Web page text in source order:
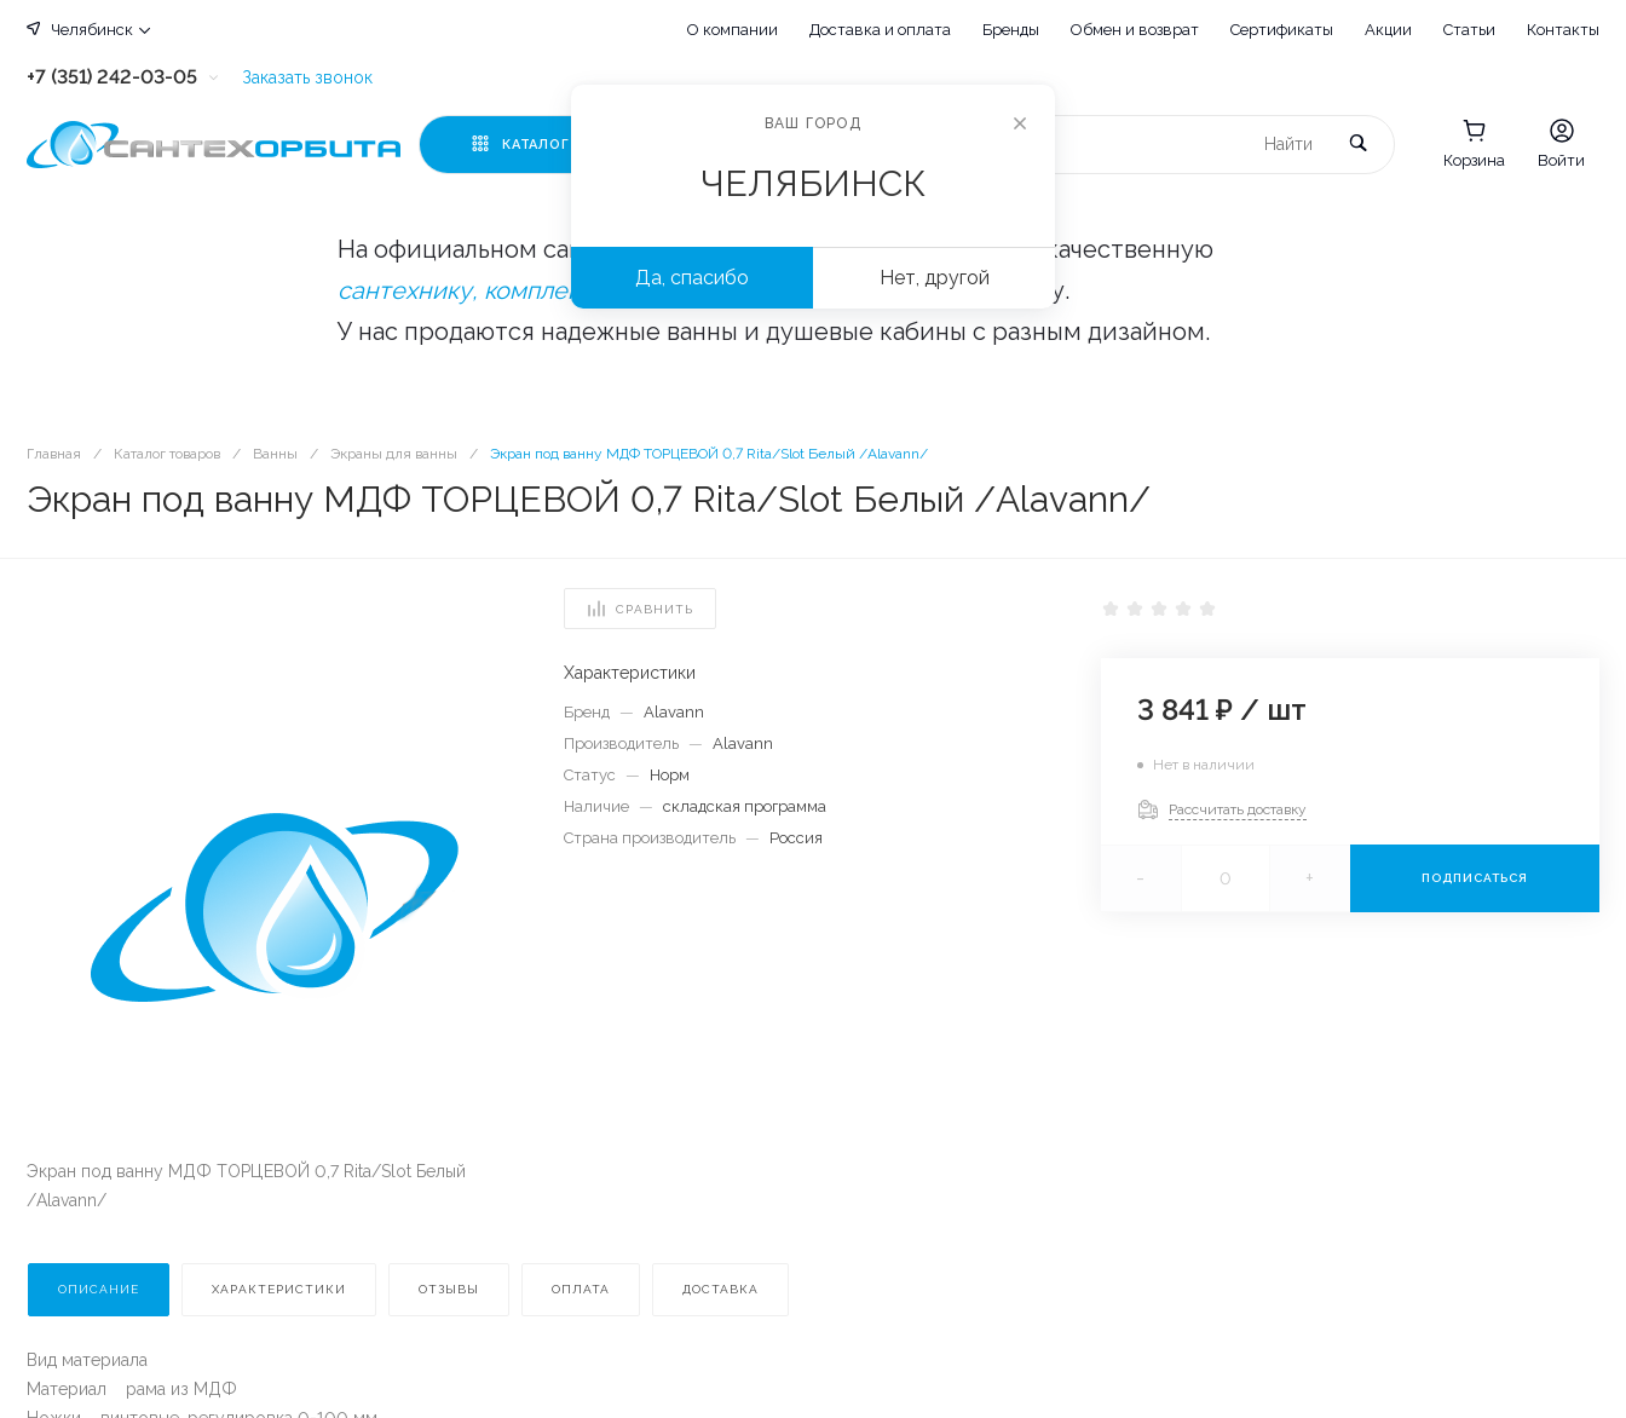
Челябинск О компании Доставка и оплата Бренды Обмен и возврат Сертификаты Акции Статьи Контакты
+7 (351) 242-03-05
+7 (351) 242-03-63
Заказать звонок
КАТАЛОГ
Корзина Войти
На официальном сайте «Сантехорбита» вы можете купить качественную
сантехнику, комплектующие и аксессуары
оптом и в розницу.
У нас продаются надежные ванны и душевые кабины с разным дизайном.
Главная / Каталог товаров / Ванны / Экраны для ванны / Экран под ванну МДФ ТОРЦЕВОЙ 0,7 Rita/Slot Белый /Alavann/
Экран под ванну МДФ ТОРЦЕВОЙ 0,7 Rita/Slot Белый /Alavann/
СРАВНИТЬ
Экран под ванну МДФ ТОРЦЕВОЙ 0,7 Rita/Slot Белый
/Alavann/
Характеристики
Бренд — Alavann
Производитель
— Alavann
Статус
—
Норм
Наличие
— складская программа
Страна производитель
— Россия
3 841 ₽ / шт
Нет в наличии
Рассчитать доставку
- + ПОДПИСАТЬСЯ
ОПИСАНИЕ ХАРАКТЕРИСТИКИ ОТЗЫВЫ ОПЛАТА ДОСТАВКА
Вид материала
Материал рама из МДФ
ВАШ ГОРОД
ЧЕЛЯБИНСК
Да, спасибо Нет, другой